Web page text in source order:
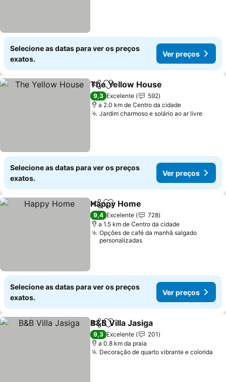
Selecione as datas para ver os preços
exatos.
Ver preços
PartilharAdicionar aos favoritos
The Yellow House
9,3 Excelente
592
a 2.0 km de Centro da cidade
Jardim charmoso e solário ao ar livre
Selecione as datas para ver os preços
exatos.
Ver preços
PartilharAdicionar aos favoritos
Happy Home
9,4 Excelente
728
a 1.5 km de Centro da cidade
Opções de café da manhã salgado
personalizadas
Selecione as datas para ver os preços
exatos.
Ver preços
PartilharAdicionar aos favoritos
B&B Villa Jasiga
9,3 Excelente
201
a 0.8 km da praia
Decoração de quarto vibrante e colorida